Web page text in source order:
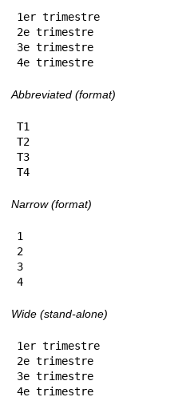
1er trimestre
2e trimestre
3e trimestre
4e trimestre
Abbreviated (format)
T1
T2
T3
T4
Narrow (format)
1
2
3
4
Wide (stand-alone)
1er trimestre
2e trimestre
3e trimestre
4e trimestre